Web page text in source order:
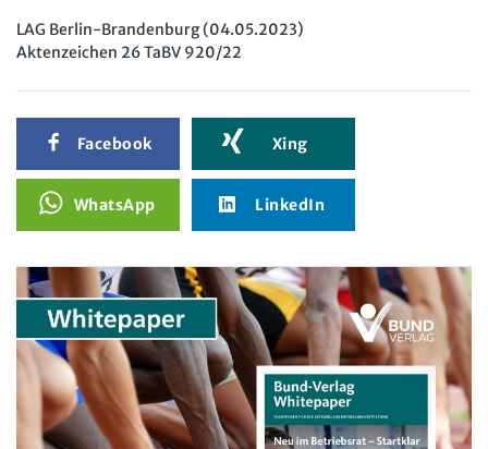
LAG Berlin-Brandenburg (04.05.2023)
Aktenzeichen 26 TaBV 920/22
Facebook Xing
WhatsApp LinkedIn